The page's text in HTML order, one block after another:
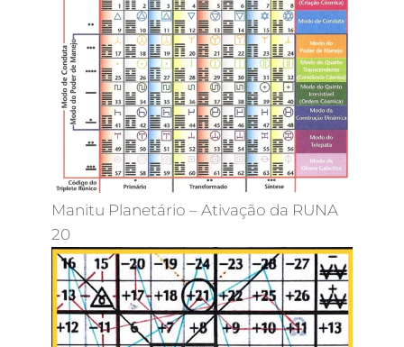
Manitu Planetário – Ativação da RUNA
20